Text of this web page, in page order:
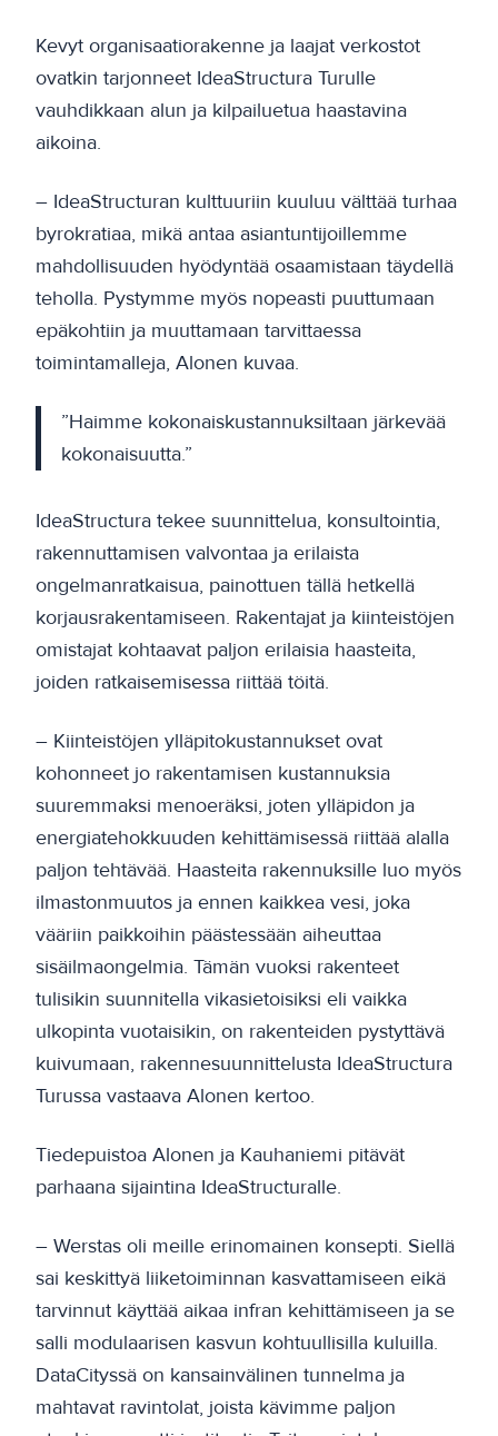
Kevyt organisaatiorakenne ja laajat verkostot
ovatkin tarjonneet IdeaStructura Turulle
vauhdikkaan alun ja kilpailuetua haastavina
aikoina.
– IdeaStructuran kulttuuriin kuuluu välttää turhaa
byrokratiaa, mikä antaa asiantuntijoillemme
mahdollisuuden hyödyntää osaamistaan täydellä
teholla. Pystymme myös nopeasti puuttumaan
epäkohtiin ja muuttamaan tarvittaessa
toimintamalleja, Alonen kuvaa.
”Haimme kokonaiskustannuksiltaan järkevää
kokonaisuutta.”
IdeaStructura tekee suunnittelua, konsultointia,
rakennuttamisen valvontaa ja erilaista
ongelmanratkaisua, painottuen tällä hetkellä
korjausrakentamiseen. Rakentajat ja kiinteistöjen
omistajat kohtaavat paljon erilaisia haasteita,
joiden ratkaisemisessa riittää töitä.
– Kiinteistöjen ylläpitokustannukset ovat
kohonneet jo rakentamisen kustannuksia
suuremmaksi menoeräksi, joten ylläpidon ja
energiatehokkuuden kehittämisessä riittää alalla
paljon tehtävää. Haasteita rakennuksille luo myös
ilmastonmuutos ja ennen kaikkea vesi, joka
vääriin paikkoihin päästessään aiheuttaa
sisäilmaongelmia. Tämän vuoksi rakenteet
tulisikin suunnitella vikasietoisiksi eli vaikka
ulkopinta vuotaisikin, on rakenteiden pystyttävä
kuivumaan, rakennesuunnittelusta IdeaStructura
Turussa vastaava Alonen kertoo.
Tiedepuistoa Alonen ja Kauhaniemi pitävät
parhaana sijaintina IdeaStructuralle.
– Werstas oli meille erinomainen konsepti. Siellä
sai keskittyä liiketoiminnan kasvattamiseen eikä
tarvinnut käyttää aikaa infran kehittämiseen ja se
salli modulaarisen kasvun kohtuullisilla kuluilla.
DataCityssä on kansainvälinen tunnelma ja
mahtavat ravintolat, joista kävimme paljon